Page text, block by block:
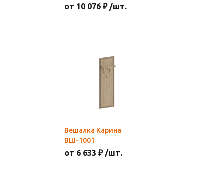
от 10 076 ₽ /шт.
Вешалка Карина
ВШ-1001
от 6 633 ₽ /шт.